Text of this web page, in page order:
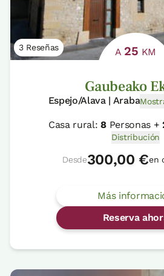
3 Reseñas A 25 KM
Gaubeako
Espejo/Alava | Araba
Casa rural:8Personas +
Distribución
Desde300,00 €en
Más
Reserva